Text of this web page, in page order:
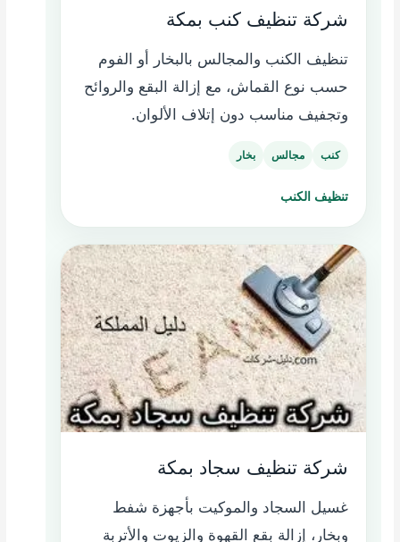
شركة تنظيف كنب بمكة
تنظيف الكنب والمجالس بالبخار أو الفوم
حسب نوع القماش، مع إزالة البقع والروائح
وتجفيف مناسب دون إتلاف الألوان.
كنب مجالس بخار
تنظيف الكنب
شركة تنظيف سجاد بمكة
غسيل السجاد والموكيت بأجهزة شفط
وبخار، إزالة بقع القهوة والزيوت والأتربة